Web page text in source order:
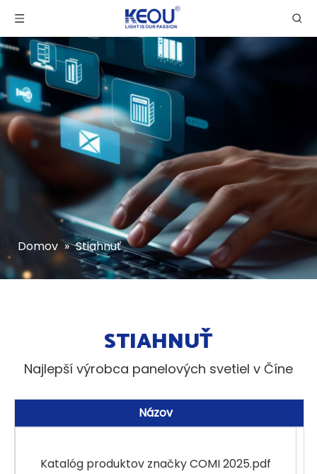
Domov » Stiahnuť
STIAHNUŤ
Najlepší výrobca panelových svetiel v Číne
Názov
Katalóg produktov značky COMI 2025.pdf